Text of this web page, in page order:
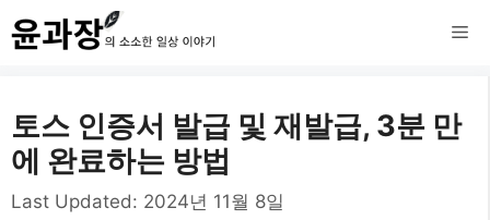
컨
텐
로
건
너
메
토스 인증서 발급 및 재발급, 3분 만
에 완료하는 방법
Last Updated: 2024년 11월 8일